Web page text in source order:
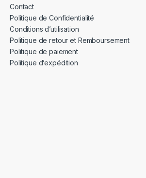
Contact
Politique de Confidentialité
Conditions d’utilisation
Politique de retour et Remboursement
Politique de paiement
Politique d’expédition